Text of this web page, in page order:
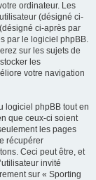
ordinateur. Les
(désigné ci-
ci-après par
par le logiciel phpBB.
sur les sujets de
les
votre navigation
logiciel phpBB tout en
que ceux-ci soient
les pages
récupérer
Ceci peut être, et
invité
sur « Sporting